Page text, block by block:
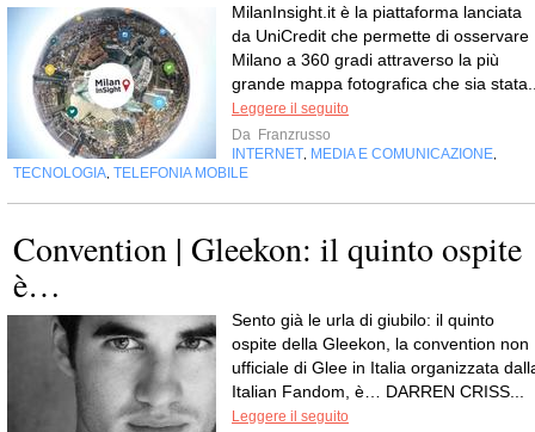
MilanInsight.it è la piattaforma lanciata
da UniCredit che permette di osservare
Milano a 360 gradi attraverso la più
grande mappa fotografica che sia
Leggere il seguito
Da Franzrusso
INTERNET MEDIA E COMUNICAZIONE
TECNOLOGIA TELEFONIA MOBILE
Convention | Gleekon: il quinto ospite
è…
Sento già le urla di giubilo: il quinto
ospite della Gleekon, la convention non
ufficiale di Glee in Italia organizzata
Italian Fandom, è… DARREN CRISS...
Leggere il seguito